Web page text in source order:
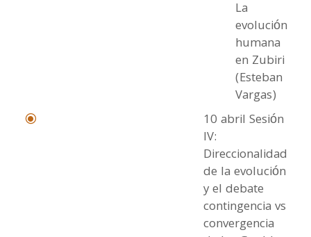
La
evolución
humana
en Zubiri
(Esteban
Vargas)
\
10 abril Sesión
IV:
Direccionalidad
de la evolución
y el debate
contingencia vs
convergencia